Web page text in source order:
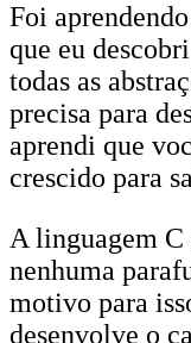
Foi
que eu
todas as
precisa para
aprendi que
crescido para
A linguagem C
nenhuma
motivo para
desenvolve o